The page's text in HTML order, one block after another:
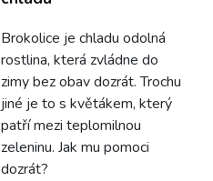
Brokolice je chladu odolná
rostlina, která zvládne do
zimy bez obav dozrát. Trochu
jiné je to s květákem, který
patří mezi teplomilnou
zeleninu. Jak mu pomoci
dozrát?